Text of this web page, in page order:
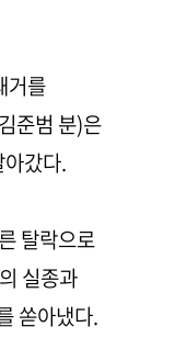
거를
준범 분)은
갔다.
탈락으로
실종과
쏟아냈다.